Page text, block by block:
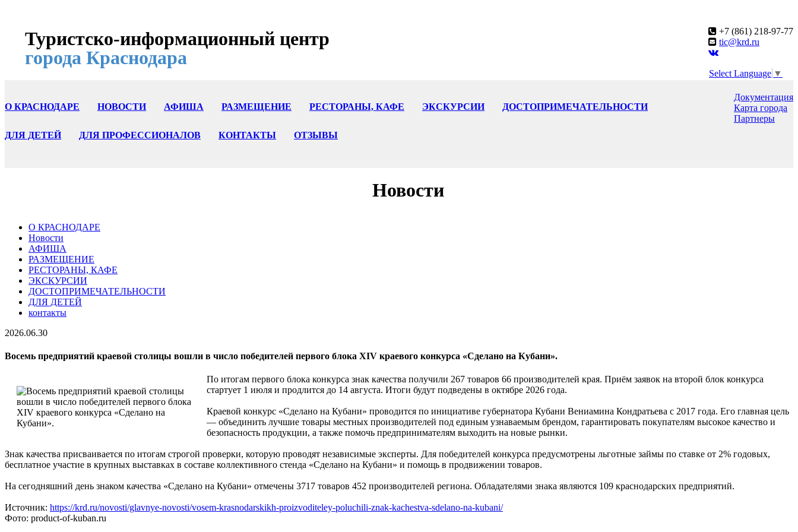
Туристско-информационный центр
города Краснодара
+7 (861) 218-97-77
tic@krd.ru
Select Language ▼
О КРАСНОДАРЕ НОВОСТИ АФИША РАЗМЕЩЕНИЕ РЕСТОРАНЫ, КАФЕ ЭКСКУРСИИ ДОСТОПРИМЕЧАТЕЛЬНОСТИ
ДЛЯ ДЕТЕЙ ДЛЯ ПРОФЕССИОНАЛОВ КОНТАКТЫ ОТЗЫВЫ
Документация
Карта города
Партнеры
Новости
О КРАСНОДАРЕ
Новости
АФИША
РАЗМЕЩЕНИЕ
РЕСТОРАНЫ, КАФЕ
ЭКСКУРСИИ
ДОСТОПРИМЕЧАТЕЛЬНОСТИ
ДЛЯ ДЕТЕЙ
контакты
2026.06.30
Восемь предприятий краевой столицы вошли в число победителей первого блока XIV краевого конкурса «Сделано на Кубани».
По итогам первого блока конкурса знак качества получили 267 товаров 66 производителей края. Приём заявок на второй блок конкурса
стартует 1 июля и продлится до 14 августа. Итоги будут подведены в октябре 2026 года.
Краевой конкурс «Сделано на Кубани» проводится по инициативе губернатора Кубани Вениамина Кондратьева с 2017 года. Его главная цель
— объединить лучшие товары местных производителей под единым узнаваемым брендом, гарантировать покупателям высокое качество и
безопасность продукции, а также помочь предпринимателям выходить на новые рынки.
Знак качества присваивается по итогам строгой проверки, которую проводят независимые эксперты. Для победителей конкурса предусмотрены льготные займы по ставке от 2% годовых,
бесплатное участие в крупных выставках в составе коллективного стенда «Сделано на Кубани» и помощь в продвижении товаров.
На сегодняшний день знаком качества «Сделано на Кубани» отмечены 3717 товаров 452 производителей региона. Обладателями знака являются 109 краснодарских предприятий.
Источник: https://krd.ru/novosti/glavnye-novosti/vosem-krasnodarskikh-proizvoditeley-poluchili-znak-kachestva-sdelano-na-kubani/
Фото: product-of-kuban.ru